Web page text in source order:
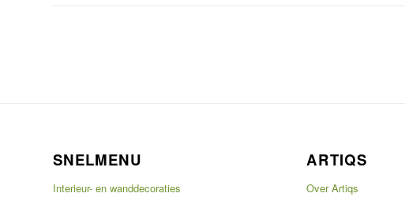
SNELMENU
Interieur- en wanddecoraties
ARTIQS
Over Artiqs